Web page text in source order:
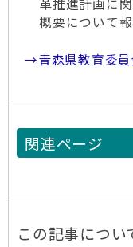
概要について報
→青森県教育委員
関連ページ
この記事につ